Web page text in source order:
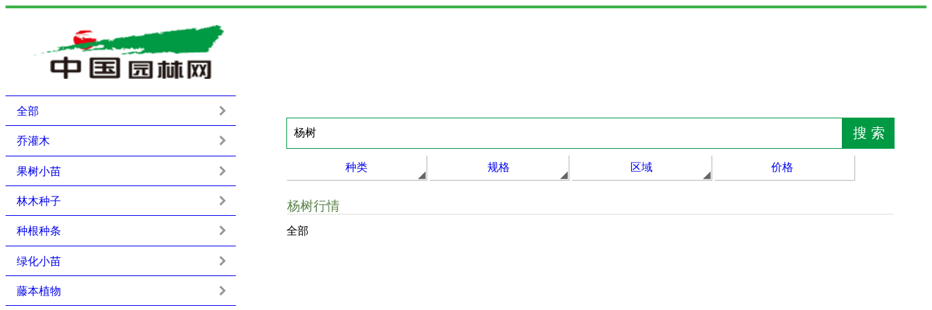
种类 规格 区域 价格
杨树行情
全部
全部
乔灌木
果树小苗
林木种子
种根种条
绿化小苗
藤本植物